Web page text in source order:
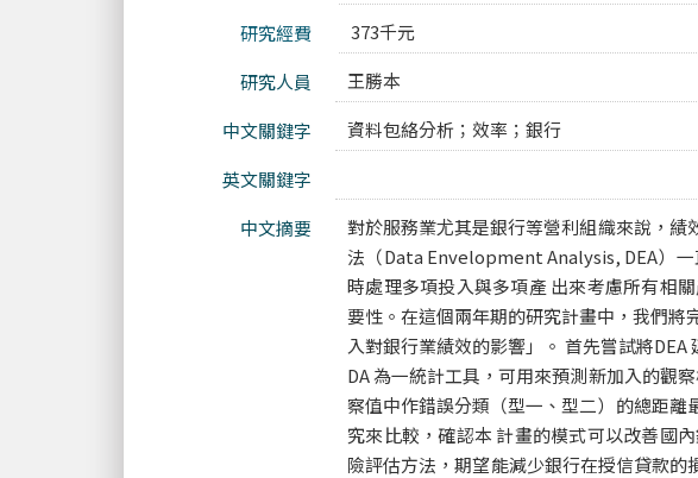
研究經費
373千元
研究人員
王勝本
中文關鍵字
資料包絡分析；效率；銀行
英文關鍵字
中文摘要
對於服務業尤其是銀行等營利組織來說，
法（Data Envelopment Analysis, DEA）
時處理多項投入與多項產 出來考慮所有相
要性。在這個兩年期的研究計畫中，我們將
入對銀行業績效的影響」。 首先嘗試將
DA 為一統計工具，可用來預測新加入的觀
察值中作錯誤分類（型一、型二）的總距
究來比較，確認本 計畫的模式可以改善國
險評估方法，期望能減少銀行在授信貸款